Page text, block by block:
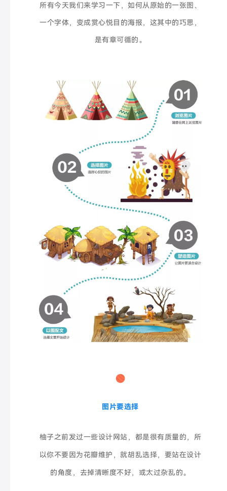
所有今天我们来学习一下，如何从原始的一张图、
一个字体，变成赏心悦目的海报，这其中的巧思，
是有章可循的。
图片要选择
柚子之前发过一些设计网站，都是很有质量的，所
以你不要因为花瓣维护，就胡乱选择，要站在设计
的角度，去掉清晰度不好，或太过杂乱的。